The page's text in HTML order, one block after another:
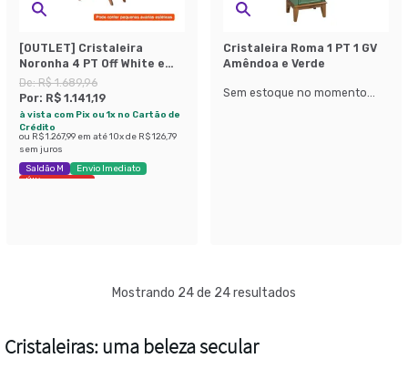
[OUTLET] Cristaleira
Noronha 4 PT Off White e
Freijó
De:R$ 1.689,96
Por: R$ 1.141,19
à vista com Pix ou 1x no Cartão de
Crédito
ou R$ 1.267,99 em até10x de R$ 126,79
sem juros
Saldão M
Envio Imediato
Últimas peças
Cristaleira Roma 1 PT 1 GV
Amêndoa e Verde
Sem estoque no momento...
Mostrando 24 de 24 resultados